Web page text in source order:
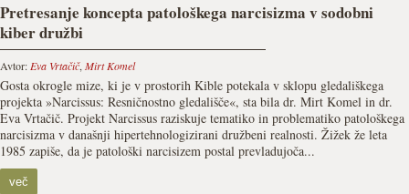
Pretresanje koncepta patološkega narcisizma v sodobni
kiber družbi
Avtor: Eva Vrtačič, Mirt Komel
Gosta okrogle mize, ki je v prostorih Kible potekala v sklopu gledališkega
projekta »Narcissus: Resničnostno gledališče«, sta bila dr. Mirt Komel in dr.
Eva Vrtačič. Projekt Narcissus raziskuje tematiko in problematiko patološkega
narcisizma v današnji hipertehnologizirani družbeni realnosti. Žižek že leta
1985 zapiše, da je patološki narcisizem postal prevladujoča...
več